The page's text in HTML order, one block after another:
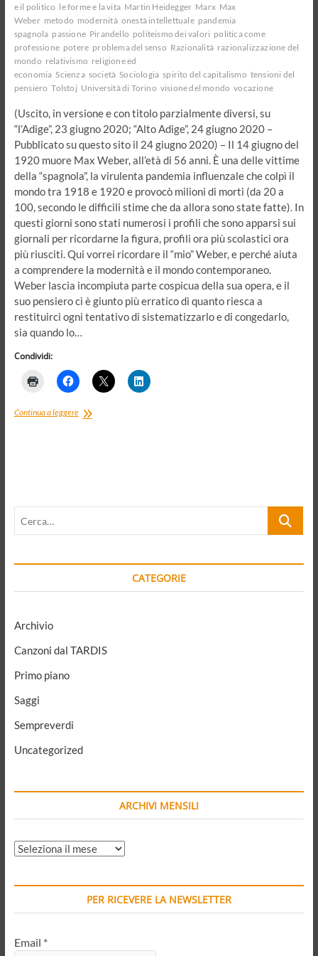
e il politico le forme e la vita Martin Heidegger Marx Max
Weber metodo modernità onestà intellettuale pandemia
spagnola passione Pirandello politeismo dei valori politica come
professione potere problema del senso Razionalità razionalizzazione del
mondo relativismo religione ed
economia Scienza società Sociologia spirito del capitalismo tensioni del
pensiero Tolstoj Università di Torino visione del mondo vocazione
(Uscito, in versione e con titolo parzialmente diversi, su
“l’Adige”, 23 giugno 2020; “Alto Adige”, 24 giugno 2020 –
Pubblicato su questo sito il 24 giugno 2020) – Il 14 giugno del
1920 muore Max Weber, all’età di 56 anni. È una delle vittime
della “spagnola”, la virulenta pandemia influenzale che colpì il
mondo tra 1918 e 1920 e provocò milioni di morti (da 20 a
100, secondo le difficili stime che da allora sono state fatte). In
questi giorni sono stati numerosi i profili che sono apparsi sui
giornali per ricordarne la figura, profili ora più scolastici ora
più riusciti. Qui vorrei ricordare il “mio” Weber, e perché aiuta
a comprendere la modernità e il mondo contemporaneo.
Weber lascia incompiuta parte cospicua della sua opera, e il
suo pensiero ci è giunto più erratico di quanto riesca a
restituirci ogni tentativo di sistematizzarlo e di congedarlo,
sia quando lo…
Condividi:
Continua a leggereIl
Cerca…
CATEGORIE
Archivio
Canzoni dal TARDIS
Primo piano
Saggi
Sempreverdi
Uncategorized
ARCHIVI MENSILI
ARCHIVI
PER RICEVERE LA NEWSLETTER
Email *